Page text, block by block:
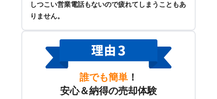
しつこい営業電話もないので疲れてしまうこともあ
りません。
誰でも簡単 ！
安心＆納得の売却体験